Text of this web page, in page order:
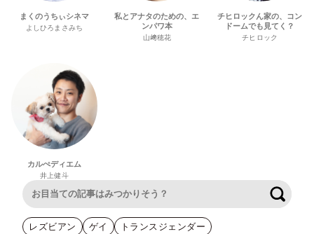
まくのうちぃシネマ
よしひろまさみち
私とアナタのための、エ
ンパワ本
山﨑穂花
チヒロックん家の、コン
ドームでも見てく？
チヒロック
カルぺディエム
井上健斗
レズビアン ゲイ
トランスジェンダー